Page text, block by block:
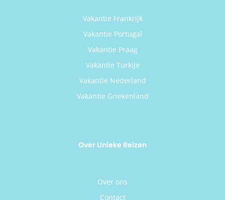
Vakantie Frankrijk
Vakantie Portugal
Vakantie Praag
Vakantie Turkije
Vakantie Nederland
Vakantie Griekenland
Over Unieke Reizen
Over ons
Contact